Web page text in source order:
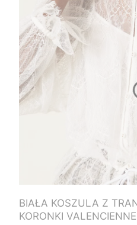
BIAŁA KOSZULA Z
KORONKI